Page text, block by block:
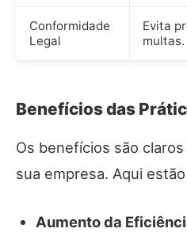
Conformidade
Legal
Evita
multas.
Benefícios das
Os benefícios são
sua empresa. Aqui
Aumento da